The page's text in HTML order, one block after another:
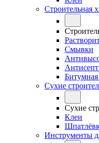
Строительная
Смывки
Битумная
Сухие
Сухие
Клеи
Инструменты